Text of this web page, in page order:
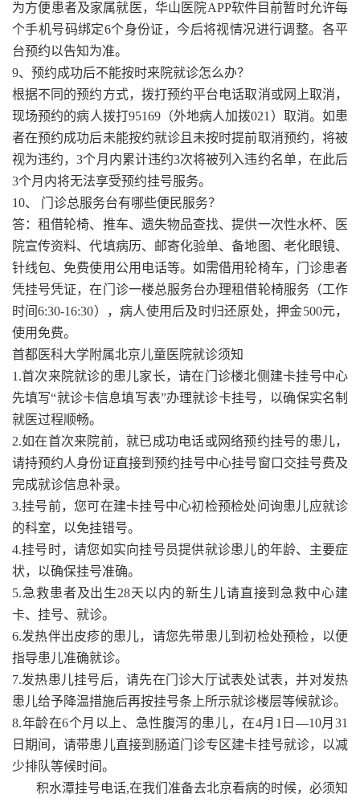
为方便患者及家属就医，华山医院APP软件目前暂时允许每
个手机号码绑定6个身份证，今后将视情况进行调整。各平
台预约以告知为准。
9、预约成功后不能按时来院就诊怎么办？
根据不同的预约方式，拨打预约平台电话取消或网上取消，
现场预约的病人拨打95169（外地病人加拨021）取消。如患
者在预约成功后未能按约就诊且未按时提前取消预约，将被
视为违约，3个月内累计违约3次将被列入违约名单，在此后
3个月内将无法享受预约挂号服务。
10、 门诊总服务台有哪些便民服务？
答：租借轮椅、推车、遗失物品查找、提供一次性水杯、医
院宣传资料、代填病历、邮寄化验单、备地图、老化眼镜、
针线包、免费使用公用电话等。如需借用轮椅车，门诊患者
凭挂号凭证，在门诊一楼总服务台办理租借轮椅服务（工作
时间6:30-16:30），病人使用后及时归还原处，押金500元，
使用免费。
首都医科大学附属北京儿童医院就诊须知
1.首次来院就诊的患儿家长，请在门诊楼北侧建卡挂号中心
先填写“就诊卡信息填写表”办理就诊卡挂号，以确保实名制
就医过程顺畅。
2.如在首次来院前，就已成功电话或网络预约挂号的患儿，
请持预约人身份证直接到预约挂号中心挂号窗口交挂号费及
完成就诊信息补录。
3.挂号前，您可在建卡挂号中心初检预检处问询患儿应就诊
的科室，以免挂错号。
4.挂号时，请您如实向挂号员提供就诊患儿的年龄、主要症
状，以确保挂号准确。
5.急救患者及出生28天以内的新生儿请直接到急救中心建
卡、挂号、就诊。
6.发热伴出皮疹的患儿，请您先带患儿到初检处预检，以便
指导患儿准确就诊。
7.发热患儿挂号后，请先在门诊大厅试表处试表，并对发热
患儿给予降温措施后再按挂号条上所示就诊楼层等候就诊。
8.年龄在6个月以上、急性腹泻的患儿，在4月1日—10月31
日期间，请带患儿直接到肠道门诊专区建卡挂号就诊，以减
少排队等候时间。
积水潭挂号电话,在我们准备去北京看病的时候，必须知